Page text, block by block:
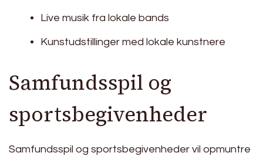
Live musik fra lokale bands
Kunstudstillinger med lokale kunstnere
Samfundsspil og
sportsbegivenheder
Samfundsspil og sportsbegivenheder vil opmuntre